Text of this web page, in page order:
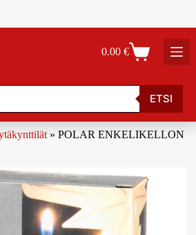
0.00€
ETSI
» POLAR ENKELIKELLON